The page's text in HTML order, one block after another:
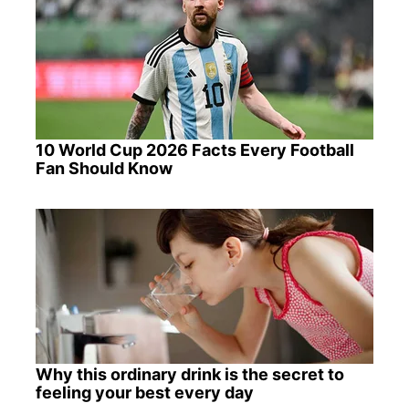
10 World Cup 2026 Facts Every Football
Fan Should Know
Why this ordinary drink is the secret to
feeling your best every day